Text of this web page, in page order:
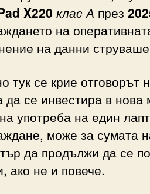
X220 клас А през
на
на данни
тук се крие отговорът
да се инвестира в
употреба на един
може за сумата
да продължи да се
ако не и повече.